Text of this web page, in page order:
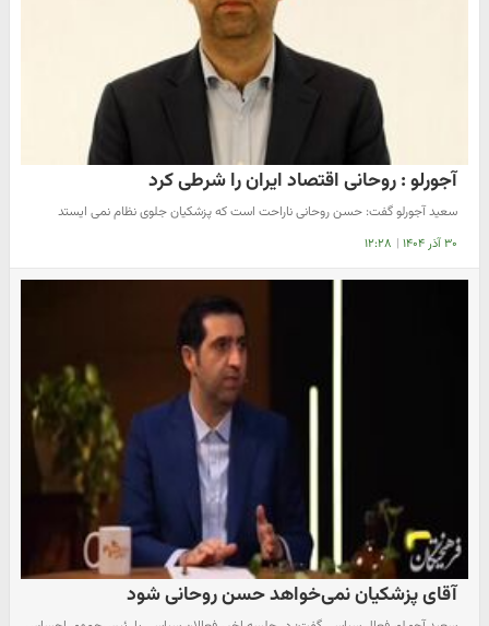
آجورلو : روحانی اقتصاد ایران را شرطی کرد
سعید آجورلو گفت: حسن روحانی ناراحت است که پزشکیان جلوی نظام نمی ایستد
۳۰ آذر ۱۴۰۴ | ۱۲:۲۸
آقای پزشکیان نمی‌خواهد حسن روحانی شود